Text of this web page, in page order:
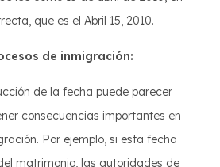
que es el Abril 15, 2010.
de inmigración:
de la fecha puede parecer
consecuencias importantes en
Por ejemplo, si esta fecha
matrimonio, las autoridades de